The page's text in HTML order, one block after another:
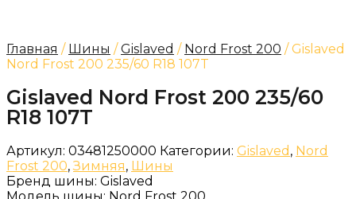
Главная / Шины /Gislaved / Nord Frost 200 / Gislaved
Nord Frost 200 235/60 R18 107T
Gislaved Nord Frost 200 235/60
R18 107T
Артикул: 03481250000 Категории: Gislaved , Nord
Frost 200,Зимняя, Шины
Бренд шины: Gislaved